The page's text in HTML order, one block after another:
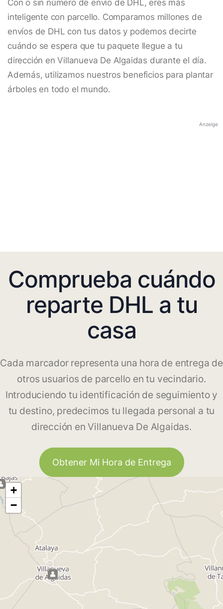
Con o sin número de envío de DHL, eres más
inteligente con parcello. Comparamos millones de
envíos de DHL con tus datos y podemos decirte
cuándo se espera que tu paquete llegue a tu
dirección en Villanueva De Algaidas durante el día.
Además, utilizamos nuestros beneficios para plantar
árboles en todo el mundo.
Anzeige
Comprueba cuándo
reparte DHL a tu
casa
Cada marcador representa una hora de entrega de
otros usuarios de parcello en tu vecindario.
Introduciendo tu identificación de seguimiento y
tu destino, predecimos tu llegada personal a tu
dirección en Villanueva De Algaidas.
Obtener Mi Hora de Entrega
+
−